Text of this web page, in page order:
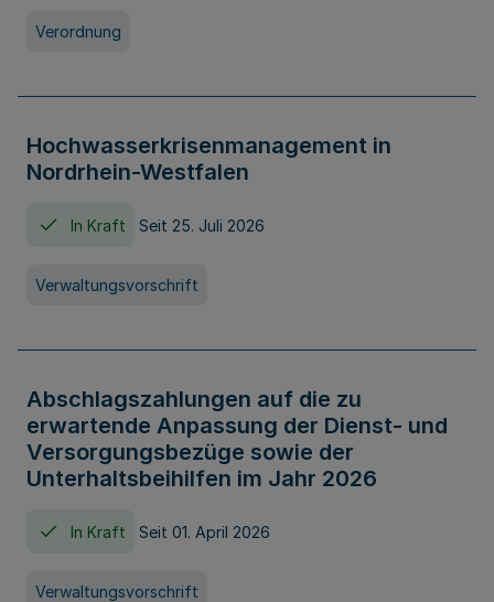
Verordnung
Hochwasserkrisenmanagement in
Nordrhein-Westfalen
In Kraft Seit 25. Juli 2026
Verwaltungsvorschrift
Abschlagszahlungen auf die zu
erwartende Anpassung der Dienst- und
Versorgungsbezüge sowie der
Unterhaltsbeihilfen im Jahr 2026
In Kraft Seit 01. April 2026
Verwaltungsvorschrift